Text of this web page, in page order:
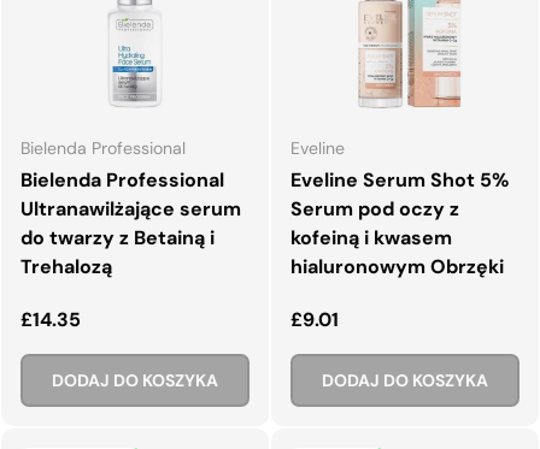
Bielenda Professional
Bielenda Professional
Ultranawilżające serum
do twarzy z Betainą i
Trehalozą
Normalna cena
£14.35
DODAJ DO KOSZYKA
Eveline
Eveline Serum Shot 5%
Serum pod oczy z
kofeiną i kwasem
hialuronowym Obrzęki
Normalna cena
£9.01
DODAJ DO KOSZYKA